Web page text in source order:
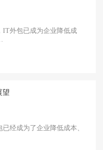
IT外包已成为企业降低成
望
经成为了企业降低成本、